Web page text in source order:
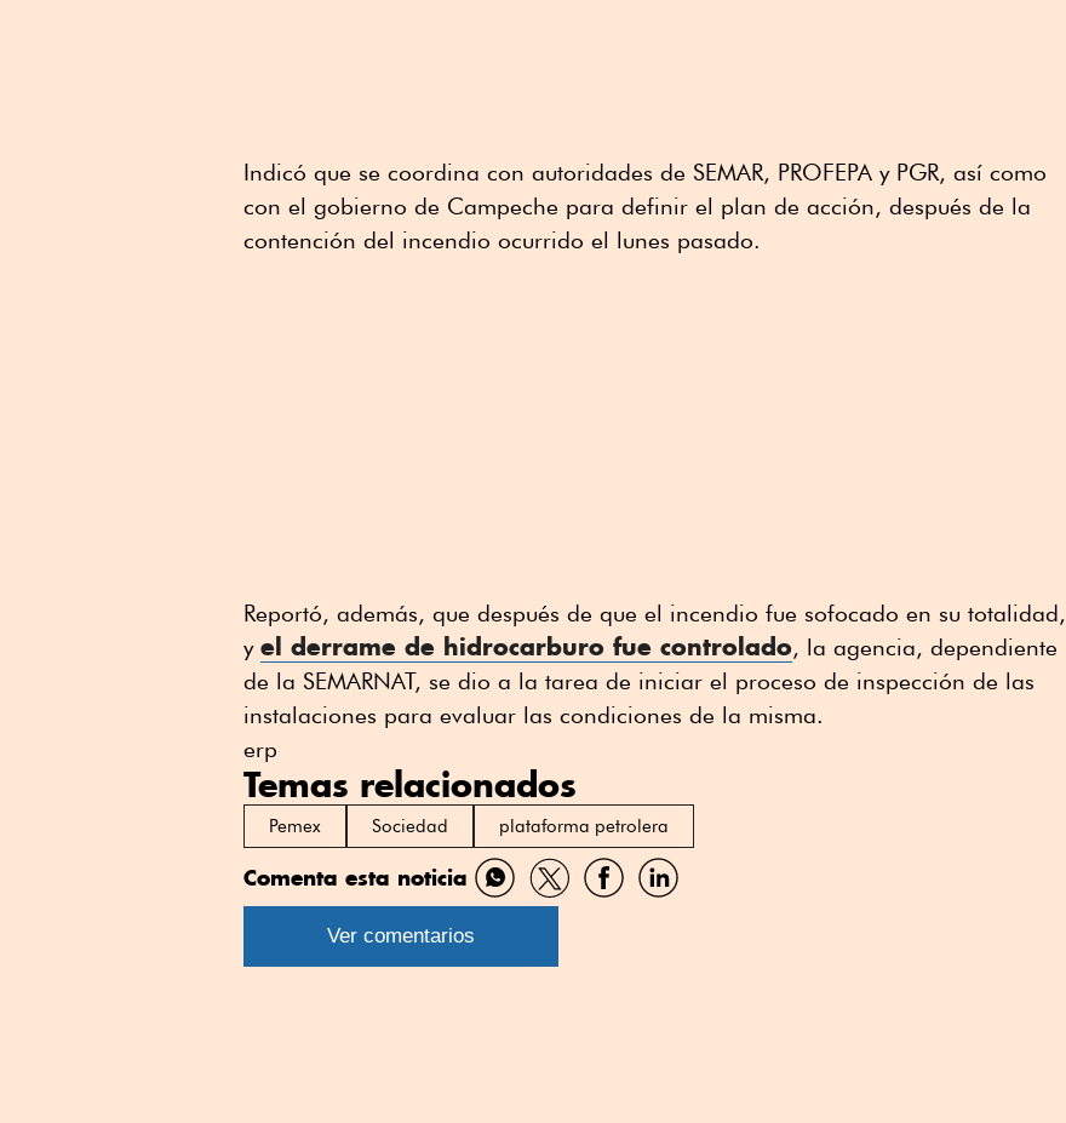
Indicó que se coordina con autoridades de SEMAR, PROFEPA y PGR, así como
con el gobierno de Campeche para definir el plan de acción, después de la
contención del incendio ocurrido el lunes pasado.
Reportó, además, que después de que el incendio fue sofocado en su totalidad,
y el derrame de hidrocarburo fue controlado, la agencia, dependiente
de la SEMARNAT, se dio a la tarea de iniciar el proceso de inspección de las
instalaciones para evaluar las condiciones de la misma.
erp
Temas relacionados
Pemex Sociedad plataforma petrolera
Comenta esta noticia
Compartir
por
Compartir
por
CompartirCompartir
Ver comentarios